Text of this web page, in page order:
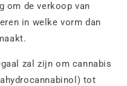
om de verkoop van
in welke vorm dan
zal zijn om cannabis
tot